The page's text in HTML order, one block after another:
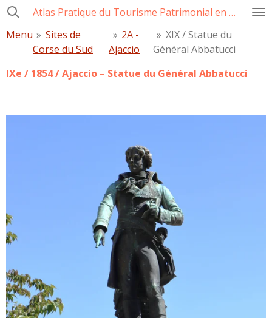
Passer
contenu
principal
Atlas Pratique du Tourisme Patrimonial en Corse
Menu » Sites de
Corse du Sud
» 2A -
Ajaccio
» XIX / Statue du
Général Abbatucci
IXe / 1854 / Ajaccio – Statue du Général Abbatucci